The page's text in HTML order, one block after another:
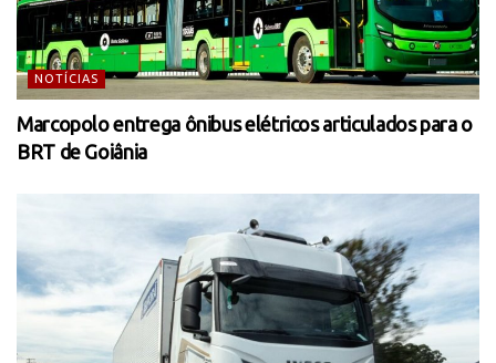
NOTÍCIAS
Marcopolo entrega ônibus elétricos articulados para o
BRT de Goiânia